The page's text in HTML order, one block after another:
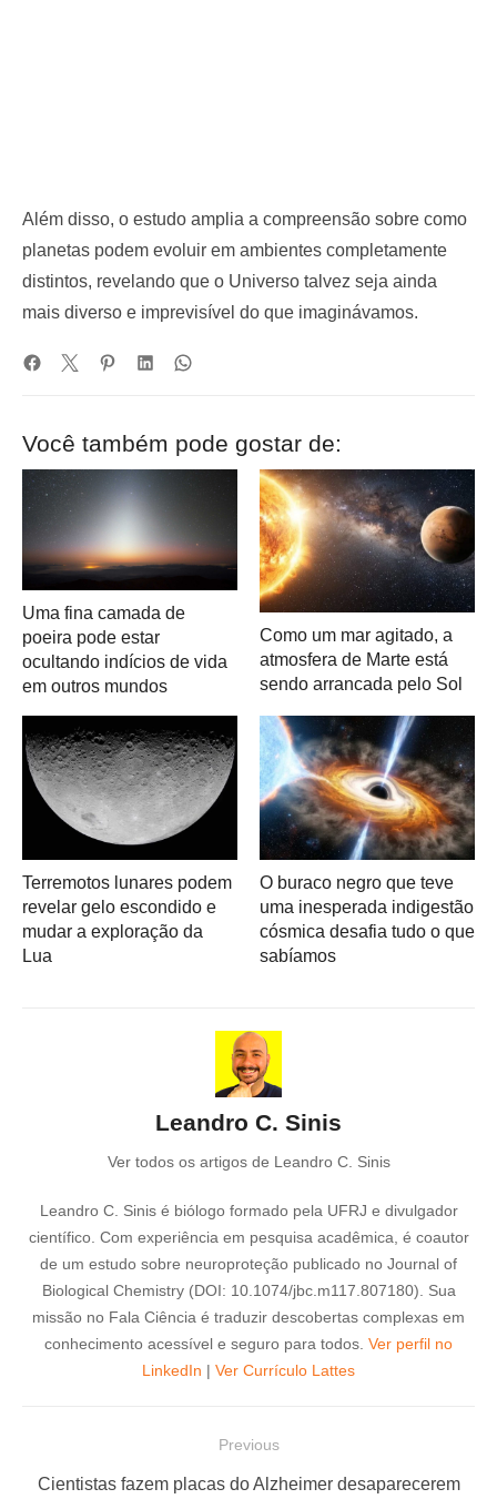
Além disso, o estudo amplia a compreensão sobre como
planetas podem evoluir em ambientes completamente
distintos, revelando que o Universo talvez seja ainda
mais diverso e imprevisível do que imaginávamos.
Você também pode gostar de:
Uma fina camada de
poeira pode estar
ocultando indícios de vida
em outros mundos
Como um mar agitado, a
atmosfera de Marte está
sendo arrancada pelo Sol
Terremotos lunares podem
revelar gelo escondido e
mudar a exploração da
Lua
O buraco negro que teve
uma inesperada indigestão
cósmica desafia tudo o que
sabíamos
Leandro C. Sinis
Ver todos os artigos de Leandro C. Sinis
Leandro C. Sinis é biólogo formado pela UFRJ e divulgador
científico. Com experiência em pesquisa acadêmica, é coautor
de um estudo sobre neuroproteção publicado no Journal of
Biological Chemistry (DOI: 10.1074/jbc.m117.807180). Sua
missão no Fala Ciência é traduzir descobertas complexas em
conhecimento acessível e seguro para todos. Ver perfil no
LinkedIn | Ver Currículo Lattes
Previous
P
Cientistas fazem placas do Alzheimer desaparecerem